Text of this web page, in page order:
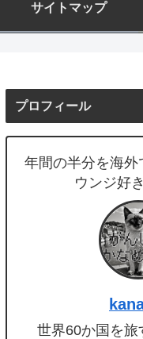
サイトマップ
プロフィール
年間の半分を海外
ウンジ好
世界60か国を旅